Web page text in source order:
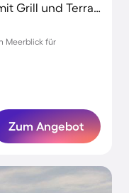
Gemütliche Ferienwohnung mit Grill und Terrasse | Meerblick
Meerblick für
Zum Angebot